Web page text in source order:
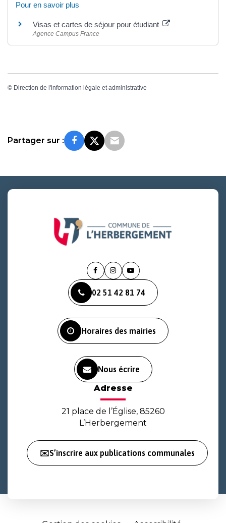
Pour en savoir plus
Visas et cartes de séjour pour étudiant
Agence Campus France
© Direction de l'information légale et administrative
Partager sur :
Lien
le
compte
Lien
le
compte
Lien
la
chaîne
02 51 42 81 74
Horaires des mairies
Nous écrire
Adresse
21 place de l’Église, 85260
L’Herbergement
✉️S’inscrire aux publications communales